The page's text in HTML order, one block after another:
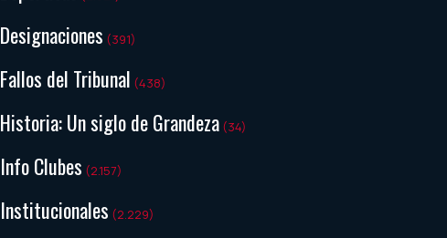
Designaciones (391)
Fallos del Tribunal (438)
Historia: Un siglo de Grandeza (34)
Info Clubes (2.157)
Institucionales (2.229)